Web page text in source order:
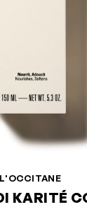
L'OCCITANE
KARITÉ